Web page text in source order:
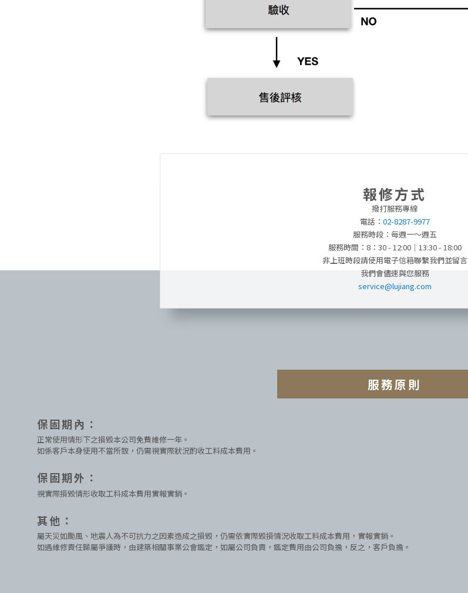
報修方式
撥打服務專線
電話： 02-8287-9977
服務時段：每週一～週五
服務時間：8：30 - 12:00｜13:30 - 18:00
非上班時段請使用電子信箱聯繫我們並留言
我們會儘速與您服務
service@lujiang.com
服務原則
保固期內：
正常使用情形下之損毀本公司免費維修一年。
如係客戶本身使用不當所致，仍需視實際狀況酌收工料成本費用。
保固期外：
視實際損毀情形收取工料成本費用實報實銷。
其他：
屬天災如颱風、地震人為不可抗力之因素造成之損毀，仍需依實際毀損情況收取工料成本費用，實報實銷。
如遇維修責任歸屬爭議時，由建築相關事業公會鑑定，如屬公司負責，鑑定費用由公司負擔，反之，客戶負擔。